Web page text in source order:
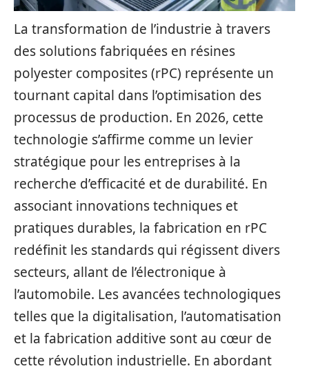
La transformation de l’industrie à travers
des solutions fabriquées en résines
polyester composites (rPC) représente un
tournant capital dans l’optimisation des
processus de production. En 2026, cette
technologie s’affirme comme un levier
stratégique pour les entreprises à la
recherche d’efficacité et de durabilité. En
associant innovations techniques et
pratiques durables, la fabrication en rPC
redéfinit les standards qui régissent divers
secteurs, allant de l’électronique à
l’automobile. Les avancées technologiques
telles que la digitalisation, l’automatisation
et la fabrication additive sont au cœur de
cette révolution industrielle. En abordant